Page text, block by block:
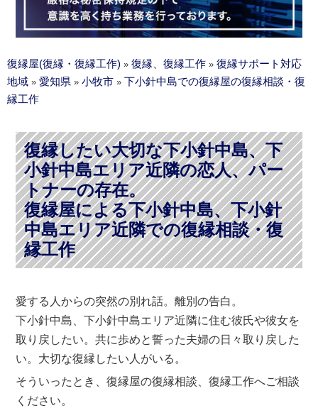
復縁屋(復縁・復縁工作) » 復縁、復縁工作 » 復縁サポート対応
地域 » 愛知県 » 小牧市 » 下小針中島での復縁屋の復縁相談・復
縁工作
復縁したい大切な下小針中島、下
小針中島エリア近隣の恋人、パー
トナーの存在。
復縁屋による下小針中島、下小針
中島エリア近隣での復縁相談・復
縁工作
愛する人からの突然の別れ話。離別の告白。
下小針中島、下小針中島エリア近隣に住む彼氏や彼女を
取り戻したい。共に歩めと誓った夫婦の日々取り戻した
い。大切な復縁したい人がいる。
そういったとき、復縁屋の復縁相談、復縁工作へご相談
ください。